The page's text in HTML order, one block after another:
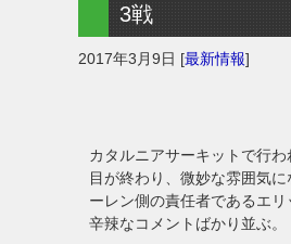
3戦
2017年3月9日 [最新情報]
カタルニアサーキットで行
目が終わり、微妙な雰囲気
ーレン側の責任者であるエ
辛辣なコメントばかり並ぶ。